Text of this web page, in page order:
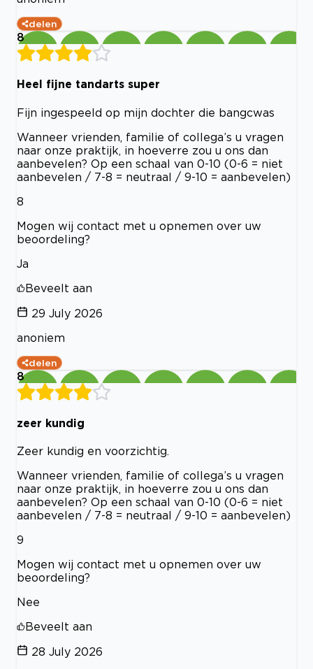
delen
8
Heel fijne tandarts super
Fijn ingespeeld op mijn dochter die bangcwas
Wanneer vrienden, familie of collega’s u vragen
naar onze praktijk, in hoeverre zou u ons dan
aanbevelen? Op een schaal van 0-10 (0-6 = niet
aanbevelen / 7-8 = neutraal / 9-10 = aanbevelen)
8
Mogen wij contact met u opnemen over uw
beoordeling?
Ja
Beveelt aan
29 July 2026
anoniem
delen
8
zeer kundig
Zeer kundig en voorzichtig.
Wanneer vrienden, familie of collega’s u vragen
naar onze praktijk, in hoeverre zou u ons dan
aanbevelen? Op een schaal van 0-10 (0-6 = niet
aanbevelen / 7-8 = neutraal / 9-10 = aanbevelen)
9
Mogen wij contact met u opnemen over uw
beoordeling?
Nee
Beveelt aan
28 July 2026